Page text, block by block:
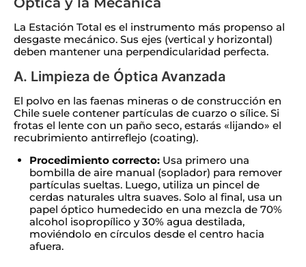
La Estación Total es el instrumento más propenso al
desgaste mecánico. Sus ejes (vertical y horizontal)
deben mantener una perpendicularidad perfecta.
A. Limpieza de Óptica Avanzada
El polvo en las faenas mineras o de construcción en
Chile suele contener partículas de cuarzo o sílice. Si
frotas el lente con un paño seco, estarás «lijando» el
recubrimiento antirreflejo (coating).
Procedimiento correcto:Usa primero una
bombilla de aire manual (soplador) para remover
partículas sueltas. Luego, utiliza un pincel de
cerdas naturales ultra suaves. Solo al final, usa un
papel óptico humedecido en una mezcla de 70%
alcohol isopropílico y 30% agua destilada,
moviéndolo en círculos desde el centro hacia
afuera.